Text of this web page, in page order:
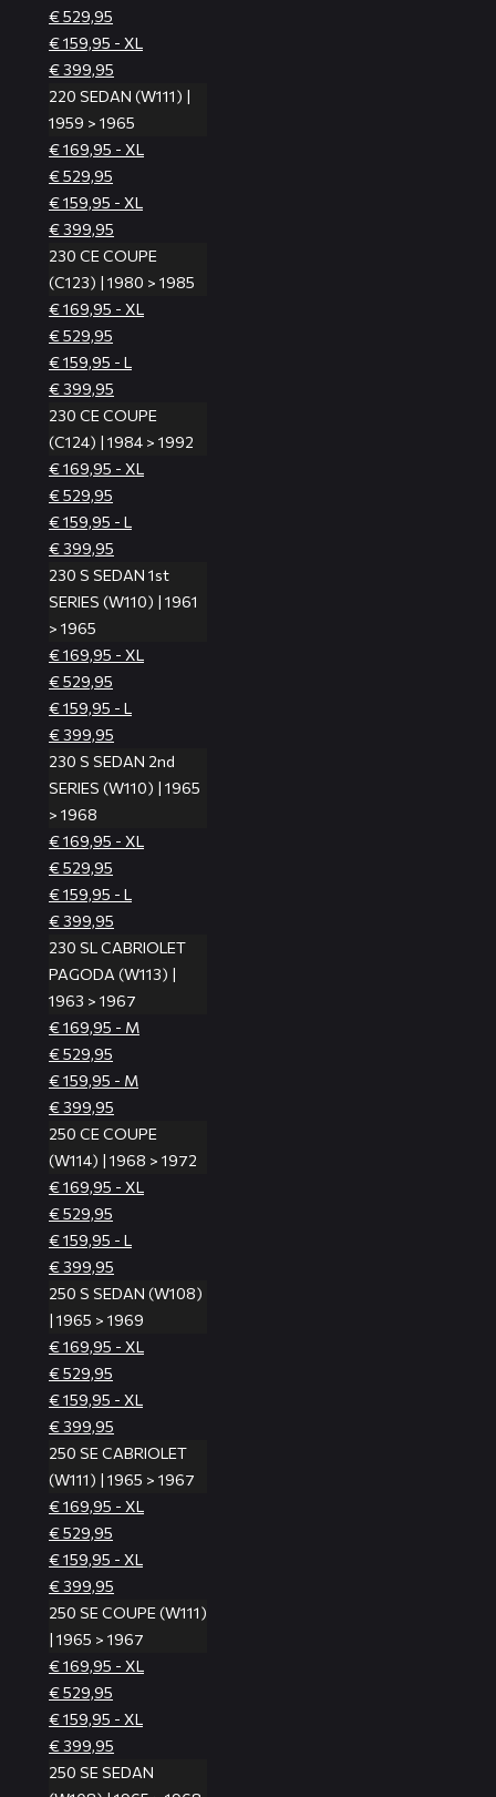
€ 529,95
€ 159,95 - XL
€ 399,95
220 SEDAN (W111) |
1959 > 1965
€ 169,95 - XL
€ 529,95
€ 159,95 - XL
€ 399,95
230 CE COUPE
(C123) | 1980 > 1985
€ 169,95 - XL
€ 529,95
€ 159,95 - L
€ 399,95
230 CE COUPE
(C124) | 1984 > 1992
€ 169,95 - XL
€ 529,95
€ 159,95 - L
€ 399,95
230 S SEDAN 1st
SERIES (W110) | 1961
> 1965
€ 169,95 - XL
€ 529,95
€ 159,95 - L
€ 399,95
230 S SEDAN 2nd
SERIES (W110) | 1965
> 1968
€ 169,95 - XL
€ 529,95
€ 159,95 - L
€ 399,95
230 SL CABRIOLET
PAGODA (W113) |
1963 > 1967
€ 169,95 - M
€ 529,95
€ 159,95 - M
€ 399,95
250 CE COUPE
(W114) | 1968 > 1972
€ 169,95 - XL
€ 529,95
€ 159,95 - L
€ 399,95
250 S SEDAN (W108)
| 1965 > 1969
€ 169,95 - XL
€ 529,95
€ 159,95 - XL
€ 399,95
250 SE CABRIOLET
(W111) | 1965 > 1967
€ 169,95 - XL
€ 529,95
€ 159,95 - XL
€ 399,95
250 SE COUPE (W111)
| 1965 > 1967
€ 169,95 - XL
€ 529,95
€ 159,95 - XL
€ 399,95
250 SE SEDAN